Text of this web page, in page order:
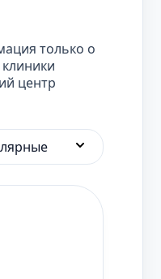
только о
центр